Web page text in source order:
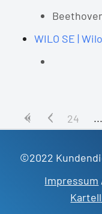
WILO SE |
24
©2022
Impressum